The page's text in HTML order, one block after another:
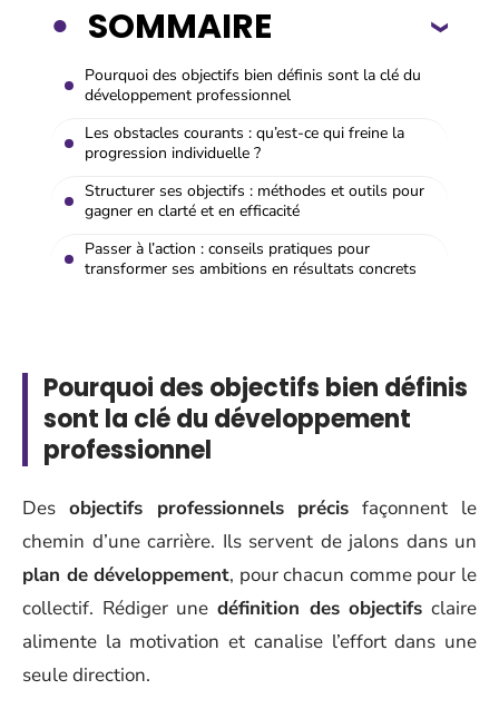
SOMMAIRE
Pourquoi des objectifs bien définis sont la clé du
développement professionnel
Les obstacles courants : qu’est-ce qui freine la
progression individuelle ?
Structurer ses objectifs : méthodes et outils pour
gagner en clarté et en efficacité
Passer à l’action : conseils pratiques pour
transformer ses ambitions en résultats concrets
Pourquoi des objectifs bien définis
sont la clé du développement
professionnel
Des objectifs professionnels précis façonnent le
chemin d’une carrière. Ils servent de jalons dans un
plan de développement, pour chacun comme pour le
collectif. Rédiger une définition des objectifs claire
alimente la motivation et canalise l’effort dans une
seule direction.